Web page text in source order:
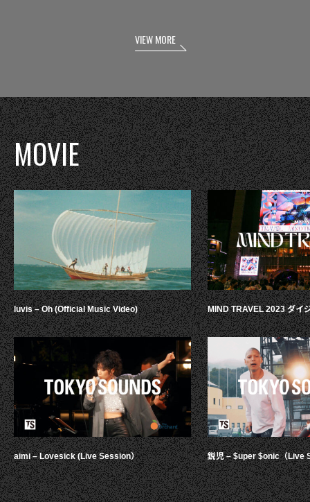
VIEW MORE
MOVIE
luvis – Oh (Official Music Video)
aimi – Lovesick (Live Session）
MIND TRAVEL 2023 ダイ
鋭児 – $uper $onic（Live